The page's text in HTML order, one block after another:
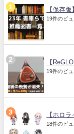
【保存
19件のビ
【
19件のビ
【ホロ
18件のビ